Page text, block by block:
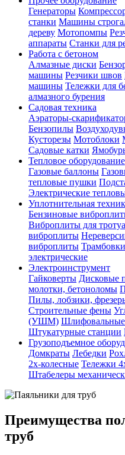
Генераторы
станки Машины
дереву Мотопомпы
аппараты Станки для
Работа с бетоном
Алмазные диски
машины Резчики швов
машины Тележки для
алмазного бурения
Садовая техника
Аэраторы-
Бензопилы
Кусторезы Мотоблоки
Садовые катки
Тепловое оборудование
Газовые баллоны
тепловые пушки
Электрические
Уплотнительная
Бензиновые
Виброплиты для
виброплиты
виброплиты
электрические
Электроинструмент
Гайковерты Дисковые
молотки, бетоноломы
Пилы, лобзики,
Строительные фены
(УШМ)
Штукатурные станции
Грузоподъемное
Домкраты Лебедки
2х-колесные Тележки
Штабелеры
Преимущества
труб